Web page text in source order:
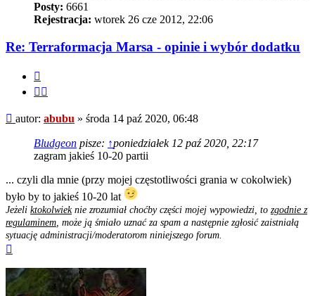
Posty: 6661
Rejestracja: wtorek 26 cze 2012, 22:06
Re: Terraformacja Marsa - opinie i wybór dodatku
Post
autor: abubu » środa 14 paź 2020, 06:48
Bludgeon pisze: ↑poniedziałek 12 paź 2020, 22:17
zagram jakieś 10-20 partii
... czyli dla mnie (przy mojej częstotliwości grania w cokolwiek)
było by to jakieś 10-20 lat
Jeżeli ktokolwieknie zrozumiał choćby części mojej wypowiedzi, to zgodnie z
regulaminem , może ją śmiało uznać za spam a następnie zgłosić zaistniałą
sytuację administracji/moderatorom niniejszego forum.